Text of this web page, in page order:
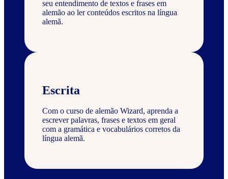
seu entendimento de textos e frases em
alemão ao ler conteúdos escritos na língua
alemã.
Escrita
Com o curso de alemão Wizard, aprenda a
escrever palavras, frases e textos em geral
com a gramática e vocabulários corretos da
língua alemã.